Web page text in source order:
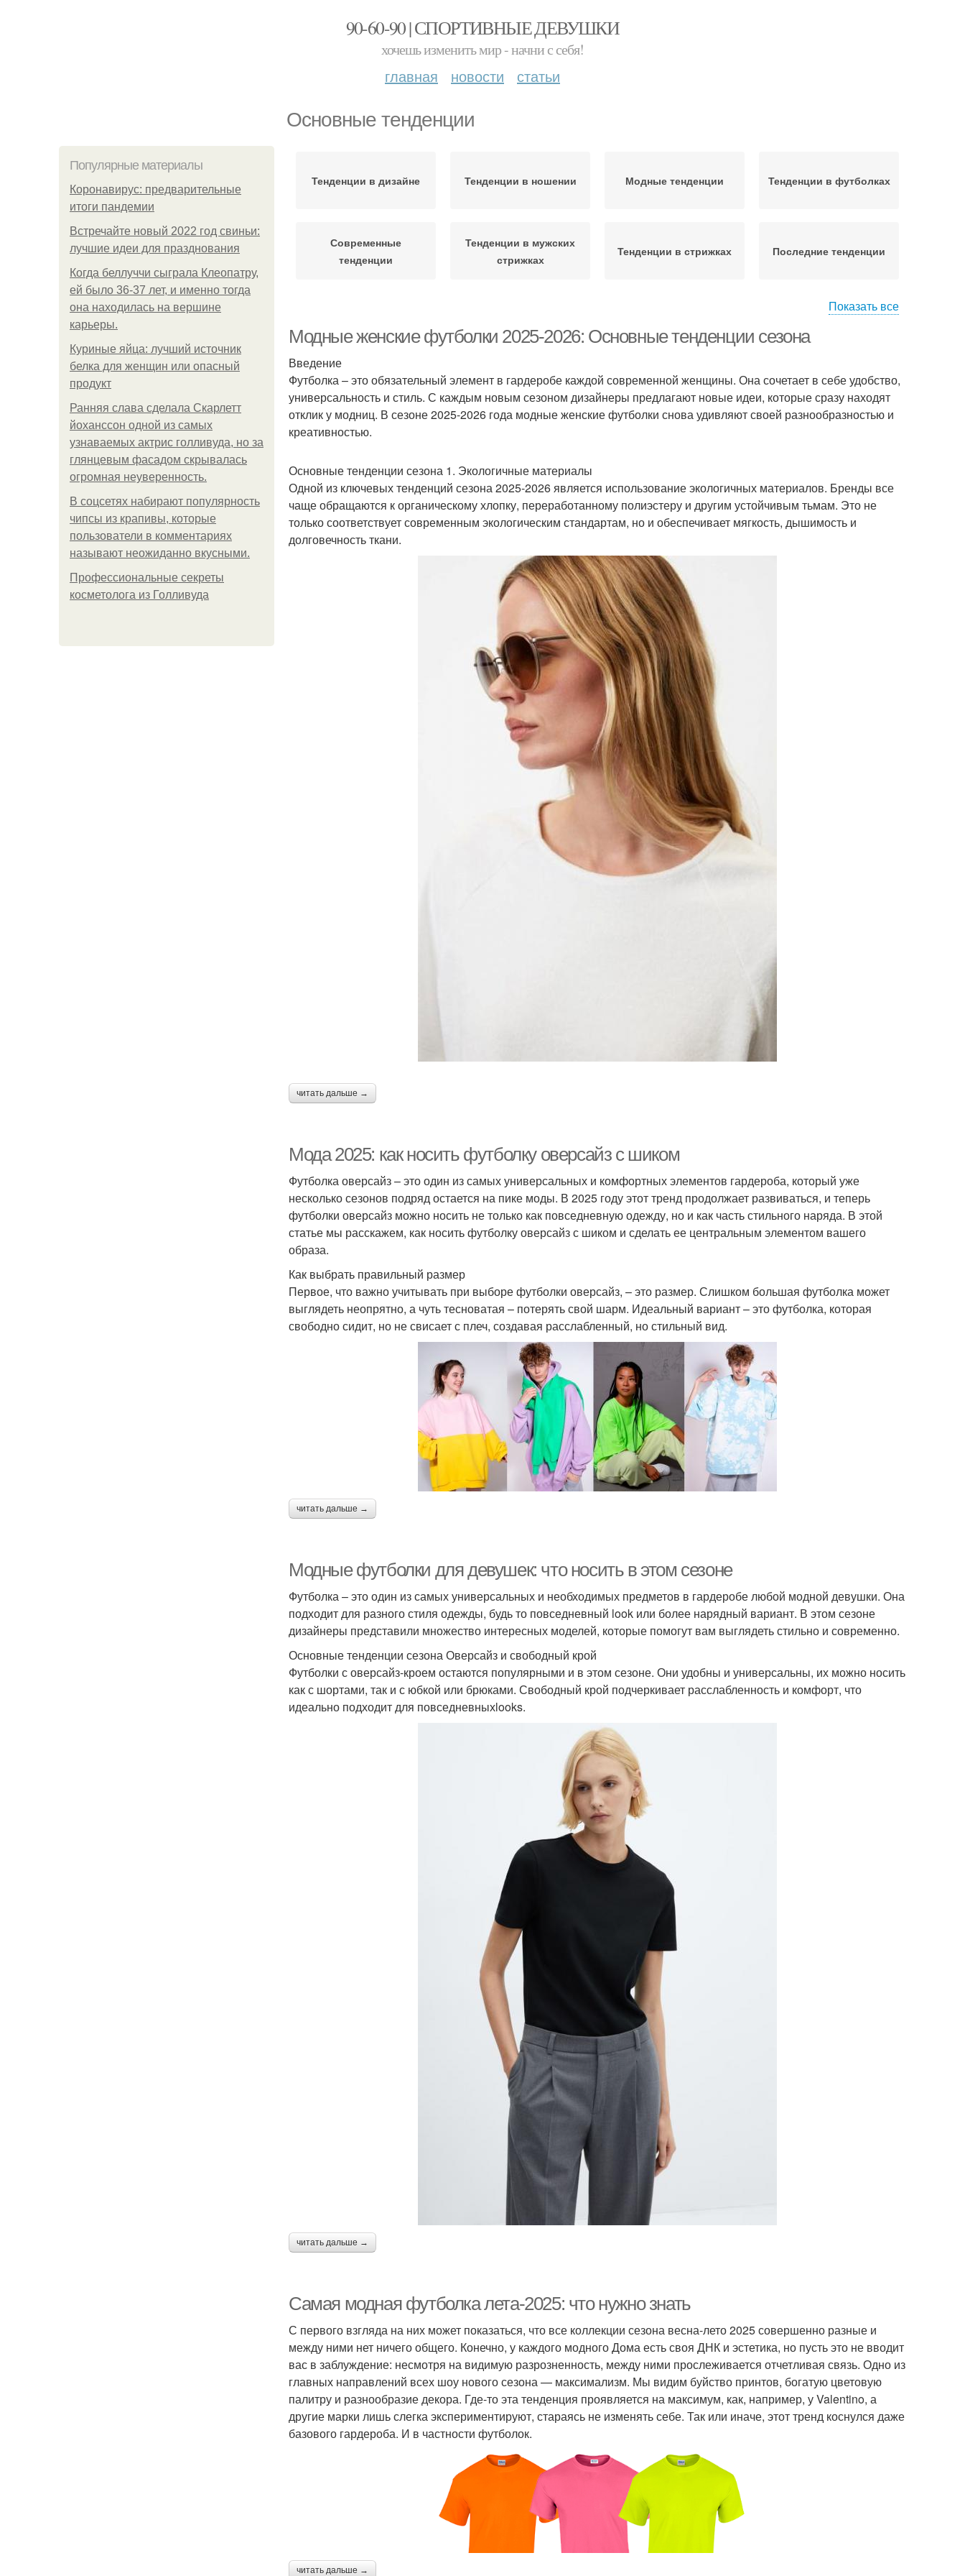
90-60-90 | СПОРТИВНЫЕ ДЕВУШКИ
хочешь изменить мир - начни с себя!
главная новости статьи
Основные тенденции
Популярные материалы
Коронавирус: предварительные
итоги пандемии
Встречайте новый 2022 год свиньи:
лучшие идеи для празднования
Когда беллуччи сыграла Клеопатру,
ей было 36-37 лет, и именно тогда
она находилась на вершине
карьеры.
Куриные яйца: лучший источник
белка для женщин или опасный
продукт
Ранняя слава сделала Скарлетт
йоханссон одной из самых
узнаваемых актрис голливуда, но за
глянцевым фасадом скрывалась
огромная неуверенность.
В соцсетях набирают популярность
чипсы из крапивы, которые
пользователи в комментариях
называют неожиданно вкусными.
Профессиональные секреты
косметолога из Голливуда
Тенденции в дизайне Тенденции в ношении Модные тенденции Тенденции в футболках
Современные
тенденции
Тенденции в мужских
стрижках
Тенденции в стрижках Последние тенденции
стрижках
Тенденции в женских
стрижках
Ключевые тенденции
Тенденции в
многослойных
прическах
Основные
преимущества
Тенденции в модных
стрижках
прическах
Показать все
Модные женские футболки 2025-2026: Основные тенденции сезона
Введение
Футболка – это обязательный элемент в гардеробе каждой современной женщины. Она сочетает в себе удобство,
универсальность и стиль. С каждым новым сезоном дизайнеры предлагают новые идеи, которые сразу находят
отклик у модниц. В сезоне 2025-2026 года модные женские футболки снова удивляют своей разнообразностью и
креативностью.
Основные тенденции сезона 1. Экологичные материалы
Одной из ключевых тенденций сезона 2025-2026 является использование экологичных материалов. Бренды все
чаще обращаются к органическому хлопку, переработанному полиэстеру и другим устойчивым тьмам. Это не
только соответствует современным экологическим стандартам, но и обеспечивает мягкость, дышимость и
долговечность ткани.
читать дальше →
Мода 2025: как носить футболку оверсайз с шиком
Футболка оверсайз – это один из самых универсальных и комфортных элементов гардероба, который уже
несколько сезонов подряд остается на пике моды. В 2025 году этот тренд продолжает развиваться, и теперь
футболки оверсайз можно носить не только как повседневную одежду, но и как часть стильного наряда. В этой
статье мы расскажем, как носить футболку оверсайз с шиком и сделать ее центральным элементом вашего
образа.
Как выбрать правильный размер
Первое, что важно учитывать при выборе футболки оверсайз, – это размер. Слишком большая футболка может
выглядеть неопрятно, а чуть тесноватая – потерять свой шарм. Идеальный вариант – это футболка, которая
свободно сидит, но не свисает с плеч, создавая расслабленный, но стильный вид.
читать дальше →
Модные футболки для девушек: что носить в этом сезоне
Футболка – это один из самых универсальных и необходимых предметов в гардеробе любой модной девушки. Она
подходит для разного стиля одежды, будь то повседневный look или более нарядный вариант. В этом сезоне
дизайнеры представили множество интересных моделей, которые помогут вам выглядеть стильно и современно.
Основные тенденции сезона Оверсайз и свободный крой
Футболки с оверсайз-кроем остаются популярными и в этом сезоне. Они удобны и универсальны, их можно носить
как с шортами, так и с юбкой или брюками. Свободный крой подчеркивает расслабленность и комфорт, что
идеально подходит для повседневныхlooks.
читать дальше →
Самая модная футболка лета-2025: что нужно знать
С первого взгляда на них может показаться, что все коллекции сезона весна-лето 2025 совершенно разные и
между ними нет ничего общего. Конечно, у каждого модного Дома есть своя ДНК и эстетика, но пусть это не вводит
вас в заблуждение: несмотря на видимую разрозненность, между ними прослеживается отчетливая связь. Одно из
главных направлений всех шоу нового сезона — максимализм. Мы видим буйство принтов, богатую цветовую
палитру и разнообразие декора. Где-то эта тенденция проявляется на максимум, как, например, у Valentino, а
другие марки лишь слегка экспериментируют, стараясь не изменять себе. Так или иначе, этот тренд коснулся даже
базового гардероба. И в частности футболок.
читать дальше →